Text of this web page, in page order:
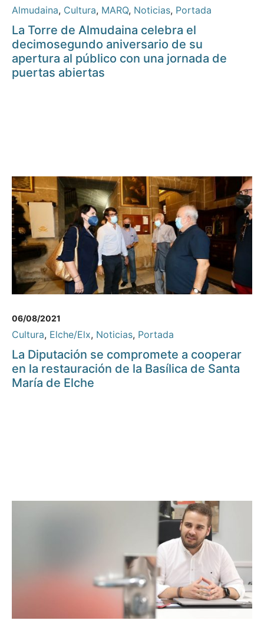
Almudaina, Cultura, MARQ, Noticias, Portada
La Torre de Almudaina celebra el
decimosegundo aniversario de su
apertura al público con una jornada de
puertas abiertas
06/08/2021
Cultura, Elche/Elx, Noticias, Portada
La Diputación se compromete a cooperar
en la restauración de la Basílica de Santa
María de Elche